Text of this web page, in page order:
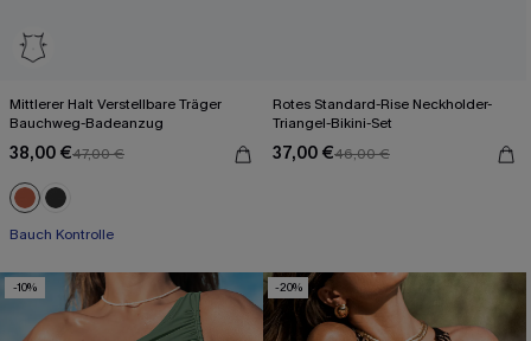
Mittlerer Halt Verstellbare Träger
Bauchweg-Badeanzug
38,00 €47,00 €
Bauch Kontrolle
Rotes Standard-Rise Neckholder-
Triangel-Bikini-Set
37,00 €46,00 €
-10% -20%